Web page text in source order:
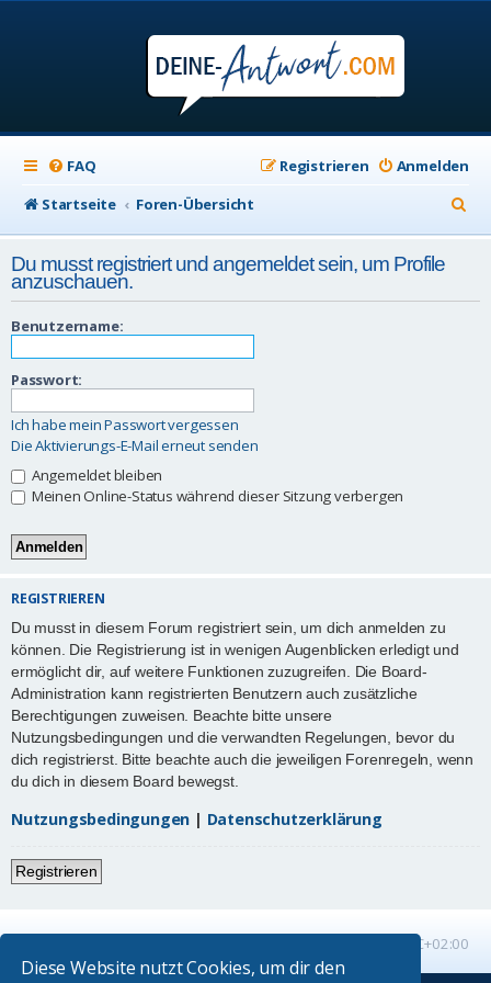
Diese Website nutzt Cookies, um dir den
FAQ Anmelden
Registrieren
Startseite
Foren-Übersicht
u
h
Du musst registriert und angemeldet sein, um Profile
anzuschauen.
Benutzername:
Passwort:
Ich habe mein Passwort vergessen
Die Aktivierungs-E-Mail erneut senden
Angemeldet bleiben
Meinen Online-Status während dieser Sitzung verbergen
REGISTRIEREN
Du musst in diesem Forum registriert sein, um dich anmelden zu
können. Die Registrierung ist in wenigen Augenblicken erledigt und
ermöglicht dir, auf weitere Funktionen zuzugreifen. Die Board-
Administration kann registrierten Benutzern auch zusätzliche
Berechtigungen zuweisen. Beachte bitte unsere
Nutzungsbedingungen und die verwandten Regelungen, bevor du
dich registrierst. Bitte beachte auch die jeweiligen Forenregeln, wenn
du dich in diesem Board bewegst.
Nutzungsbedingungen | Datenschutzerklärung
Registrieren
UTC+02:00